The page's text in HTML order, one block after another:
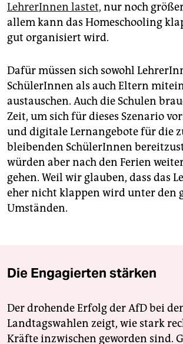
LehrerInnen lastet, nur noch
allem kann das Homeschooling
gut organisiert wird.
Dafür müssen sich sowohl
SchülerInnen als auch Eltern
austauschen. Auch die Schulen
Zeit, um sich für dieses Szenario
und digitale Lernangebote für die
bleibenden SchülerInnen
würden aber nach den Ferien
gehen. Weil wir glauben, dass das
eher nicht klappen wird unter den
Umständen.
Die Engagierten stärken
Der drohende Erfolg der AfD bei
Landtagswahlen zeigt, wie stark
Kräfte inzwischen geworden sind.